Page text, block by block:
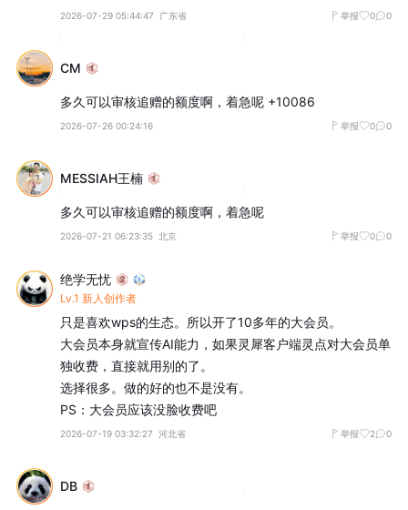
2026-07-29 05:44:47 广东省 举报 0 0
CM
多久可以审核追赠的额度啊，着急呢 +10086
2026-07-26 00:24:16 举报 0 0
MESSIAH王楠
多久可以审核追赠的额度啊，着急呢
2026-07-21 06:23:35 北京 举报 0 0
绝学无忧
Lv.1 新人创作者
只是喜欢wps的生态。所以开了10多年的大会员。
大会员本身就宣传AI能力，如果灵犀客户端灵点对大会员单
独收费，直接就用别的了。
选择很多。做的好的也不是没有。
PS：大会员应该没脸收费吧
2026-07-19 03:32:27 河北省 举报 2 0
DB